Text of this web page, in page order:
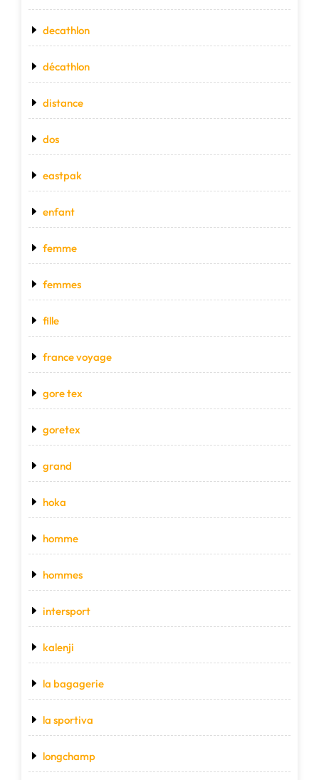
decathlon
décathlon
distance
dos
eastpak
enfant
femme
femmes
fille
france voyage
gore tex
goretex
grand
hoka
homme
hommes
intersport
kalenji
la bagagerie
la sportiva
longchamp